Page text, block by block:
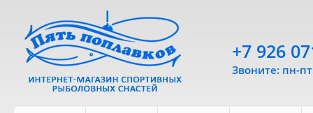
+7 926
Звоните: пн-